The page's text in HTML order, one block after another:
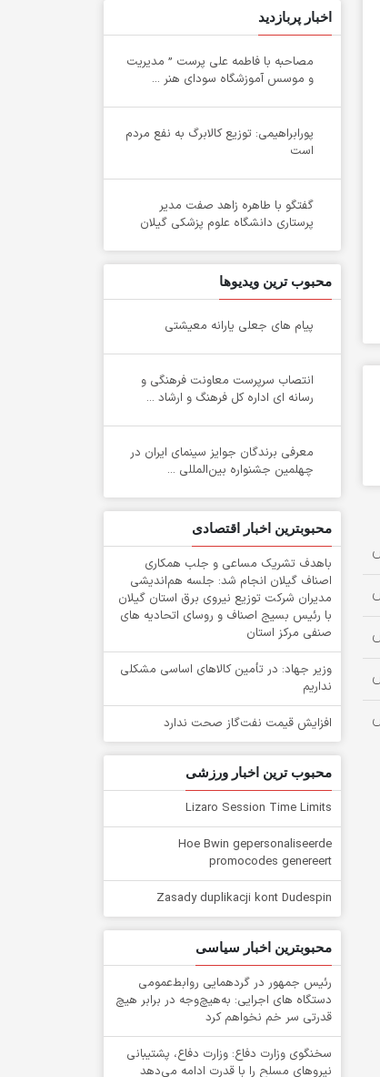
اخبار پربازدید
مصاحبه با فاطمه علی پرست ” مدیریت
و موسس آموزشگاه سودای هنر ...
پورابراهیمی: توزیع کالابرگ به نفع مردم
است
گفتگو با طاهره زاهد صفت مدیر
پرستاری دانشگاه علوم پزشکی گیلان
محبوب ترین ویدیوها
پیام های جعلی یارانه معیشتی
انتصاب سرپرست معاونت فرهنگی و
رسانه ای اداره کل فرهنگ و ارشاد ...
معرفی برندگان جوایز سینمای ایران در
چهلمین جشنواره بین‌المللی ...
محبوبترین اخبار اقتصادی
باهدف تشریک مساعی و جلب همکاری
اصناف گیلان انجام شد: جلسه هم‌اندیشی
مدیران شركت توزیع نیروی برق استان گیلان
با رئیس بسیج اصناف و روسای اتحادیه های
صنفی مركز استان
وزیر جهاد: در تأمین کالاهای اساسی مشکلی
نداریم
افزایش قیمت نفت‌گاز صحت ندارد
محبوب ترین اخبار ورزشی
Lizaro Session Time Limits
Hoe Bwin gepersonaliseerde
promocodes genereert
Zasady duplikacji kont Dudespin
محبوبترین اخبار سیاسی
رئیس جمهور در گردهمایی روابط‌عمومی
دستگاه های اجرایی: به‌هیچ‌وجه در برابر هیچ
قدرتی سر خم نخواهم کرد
سخنگوی وزارت دفاع: وزارت دفاع، پشتیبانی
نیرو‌های مسلح را با قدرت ادامه می‌دهد